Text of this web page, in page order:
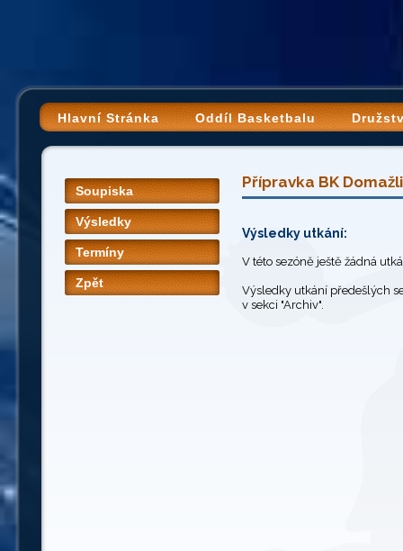
Hlavní Stránka Oddíl Basketbalu
Soupiska
Výsledky
Termíny
Zpět
Přípravka BK
Výsledky utkání:
V této sezóně ještě žádná
Výsledky utkání předešlých
v sekci "Archiv".